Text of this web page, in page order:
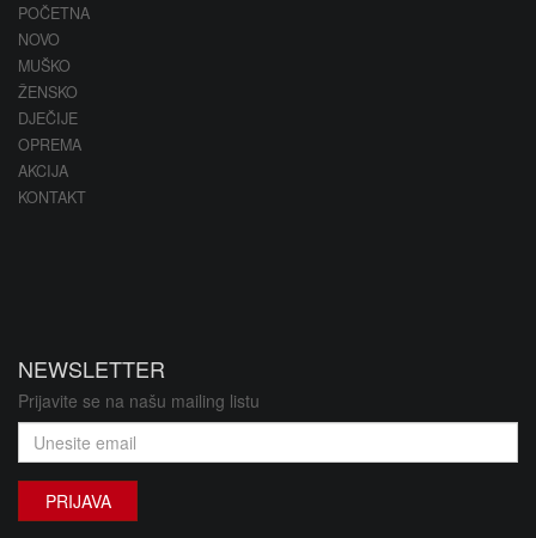
POČETNA
NOVO
MUŠKO
ŽENSKO
DJEČIJE
OPREMA
AKCIJA
KONTAKT
NEWSLETTER
Prijavite se na našu mailing listu
PRIJAVA